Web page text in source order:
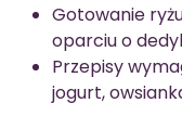
Gotowanie
oparciu o
Przepisy
jogurt,